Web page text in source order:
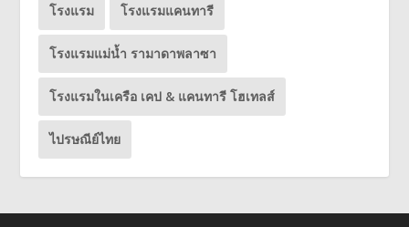
โรงแรม โรงแรมแคนทารี
โรงแรมแม่น้ำ รามาดาพลาซา
โรงแรมในเครือ เคป & แคนทารี โฮเทลส์
ไปรษณีย์ไทย